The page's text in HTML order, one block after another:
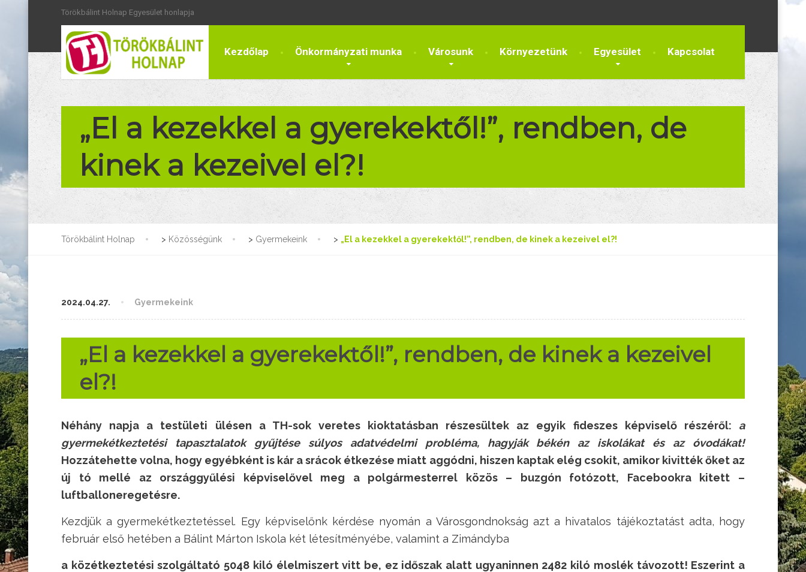
Törökbálint Holnap Egyesület honlapja
Kezdőlap Önkormányzati munka Városunk Környezetünk Egyesület Kapcsolat
„El a kezekkel a gyerekektől!”, rendben, de
kinek a kezeivel el?!
Törökbálint Holnap > Közösségünk > Gyermekeink > „El a kezekkel a gyerekektől!”, rendben, de kinek a kezeivel el?!
2024.04.27. Gyermekeink
„El a kezekkel a gyerekektől!”, rendben, de kinek a kezeivel
el?!
Néhány napja a testületi ülésen a TH-sok veretes kioktatásban részesültek az egyik fideszes képviselő részéről: a
gyermekétkeztetési tapasztalatok gyűjtése súlyos adatvédelmi probléma, hagyják békén az iskolákat és az óvodákat!
Hozzátehette volna, hogy egyébként is kár a srácok étkezése miatt aggódni, hiszen kaptak elég csokit, amikor kivitték őket az
új tó mellé az országgyűlési képviselővel meg a polgármesterrel közös – buzgón fotózott, Facebookra kitett –
luftballoneregetésre.
Kezdjük a gyermekétkeztetéssel. Egy képviselőnk kérdése nyomán a Városgondnokság azt a hivatalos tájékoztatást adta, hogy
február első hetében a Bálint Márton Iskola két létesítményébe, valamint a Zimándyba
a közétkeztetési szolgáltató 5048 kiló élelmiszert vitt be, ez időszak alatt ugyaninnen 2482 kiló moslék távozott! Eszerint a